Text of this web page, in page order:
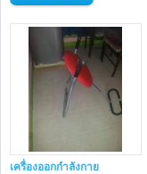
เครื่องออกกำลังกาย